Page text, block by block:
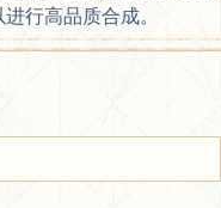
行高品质合成。